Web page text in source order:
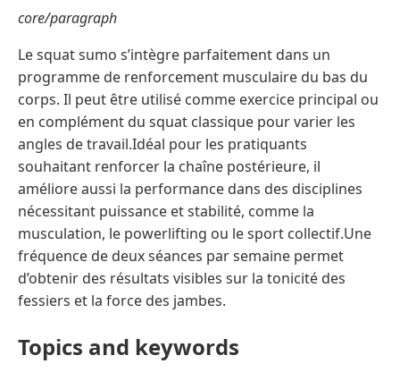
core/paragraph
Le squat sumo s’intègre parfaitement dans un
programme de renforcement musculaire du bas du
corps. Il peut être utilisé comme exercice principal ou
en complément du squat classique pour varier les
angles de travail.Idéal pour les pratiquants
souhaitant renforcer la chaîne postérieure, il
améliore aussi la performance dans des disciplines
nécessitant puissance et stabilité, comme la
musculation, le powerlifting ou le sport collectif.Une
fréquence de deux séances par semaine permet
d’obtenir des résultats visibles sur la tonicité des
fessiers et la force des jambes.
Topics and keywords